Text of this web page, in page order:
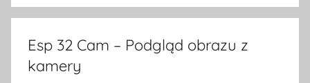
i
t
Esp 32 Cam – Podgląd obrazu z
kamery